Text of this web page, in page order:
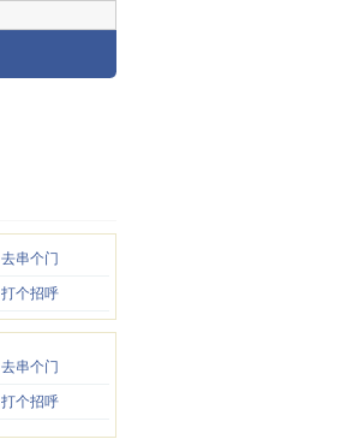
去串个门
打个招呼
去串个门
打个招呼